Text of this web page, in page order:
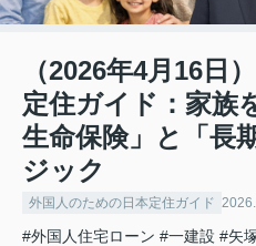
（2026年4月16日
定住ガイド：家族
生命保険」と「長
ジック
外国人のための日本定住ガイド
#外国人住宅ローン #一建設 #矢